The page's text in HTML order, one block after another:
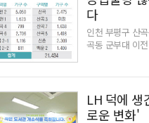
너의 잘못이다"
것이다. 마음에
다. "집에 혼자
낌"이라며 "한동
돌아가지 못할
자신의 집에서
2023.4.21 /조
디오, 미디어센터, 업무시설, 위락시설
업 집적지인 서울 상암동·목동, 고양 일
인접해 영상산업과 관광문화산업이
시의회 조사 기간 더이앤엠 컨소시엄과
공식 통보한 후 본격적인 협의를 진행
데 어느 순간 1
2021년 5월에는
단지 주거지역
"분당지역 초기
있었으나 2004
이 불가해 주민
랜 염원신상진
다
인천 부평구 산
곡동 군부대 이
지역 주민들의
과 대규모 공원
"군부대 이전 후
이 이만저만이
LH 덕에
로운 변화'